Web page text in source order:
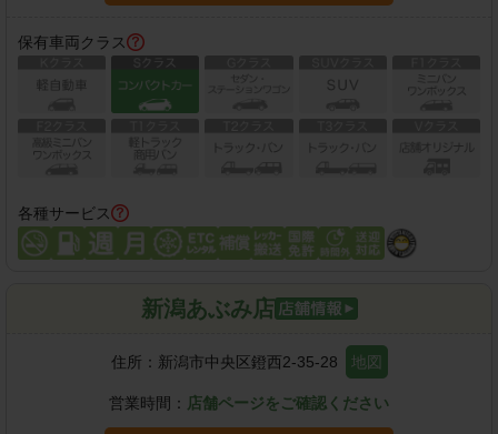
保有車両クラス
各種サービス
新潟あぶみ店
住所： 新潟市中央区鐙西2-35-28 地図
営業時間： 店舗ページをご確認ください